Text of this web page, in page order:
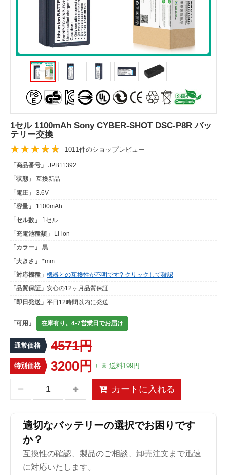
1セル 1100mAh Sony CYBER-SHOT DSC-P8R バッ
テリー交換
1011件のショップレビュー
「商品番号」
JPB11392
「状態」
互換新品
「電圧」
3.6V
「容量」
1100mAh
「セル数」
1セル
「充電池種類」
Li-ion
「カラー」
黒
「大きさ」
*mm
「対応機種」 機器との互換性が不明です? クリックして確認
「品質保証」 安心の12ヶ月品質保証
「即日発送」 平日12時間以内に発送
「可用」 在庫有り。4-7営業日でお届け
通常価格 4571円
特別価格 3200円 + ※ 送料199円
カートに入れる
適切なバッテリーの選択でお困りです
か？
互換性の確認、製品のご相談、卸売注文まで迅速
に対応いたします。